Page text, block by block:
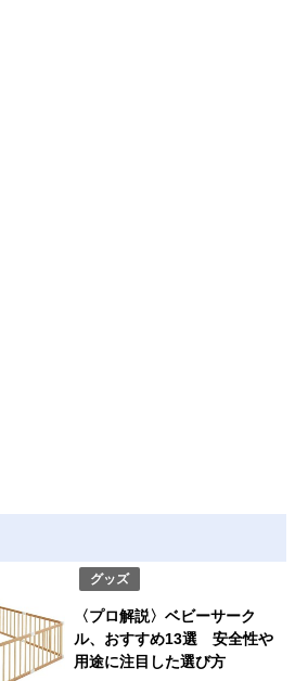
グッズ
〈プロ解説〉ベビーサーク
ル、おすすめ13選 安全性や
用途に注目した選び方